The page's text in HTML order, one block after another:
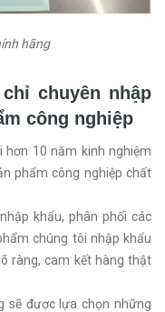
hãng
chuyên nhập
công nghiệp
hơn 10 năm kinh nghiệm
phẩm công nghiệp chất
khẩu, phân phối các
chúng tôi nhập khẩu
ràng, cam kết hàng thật
sẽ được lựa chọn những